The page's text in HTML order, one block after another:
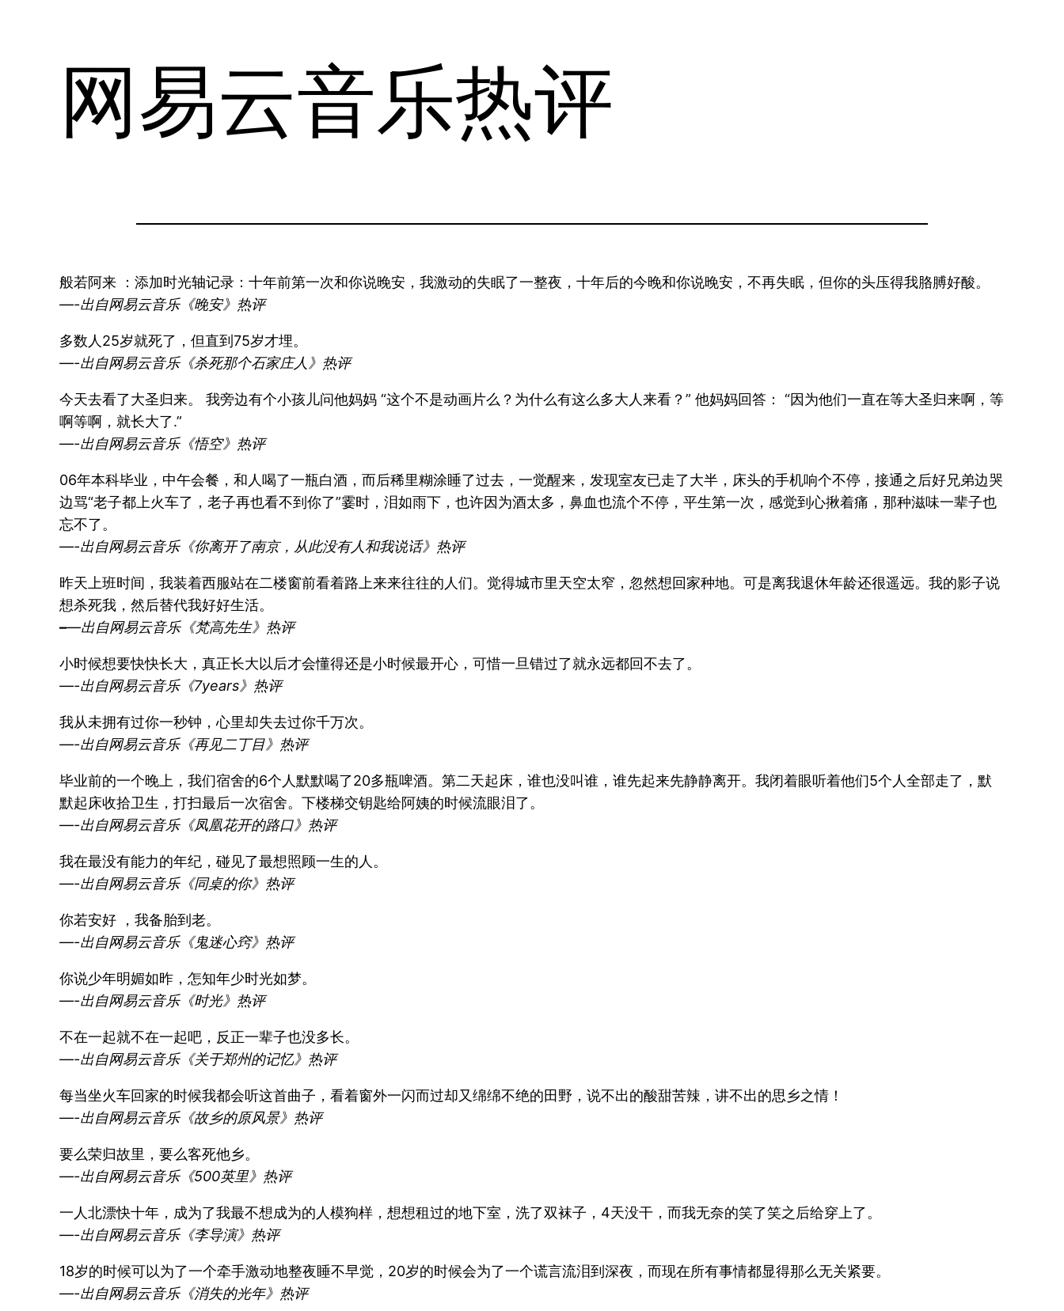
网易云音乐热评
般若阿来 ：添加时光轴记录：十年前第一次和你说晚安，我激动的失眠了一整夜，十年后的今晚和你说晚安，不再失眠，但你的头压得我胳膊好酸。
—-出自网易云音乐《晚安》热评
多数人25岁就死了，但直到75岁才埋。
—-出自网易云音乐《杀死那个石家庄人》热评
今天去看了大圣归来。 我旁边有个小孩儿问他妈妈 “这个不是动画片么？为什么有这么多大人来看？” 他妈妈回答： “因为他们一直在等大圣归来啊，等
啊等啊，就长大了.”
—-出自网易云音乐《悟空》热评
06年本科毕业，中午会餐，和人喝了一瓶白酒，而后稀里糊涂睡了过去，一觉醒来，发现室友已走了大半，床头的手机响个不停，接通之后好兄弟边哭
边骂“老子都上火车了，老子再也看不到你了”霎时，泪如雨下，也许因为酒太多，鼻血也流个不停，平生第一次，感觉到心揪着痛，那种滋味一辈子也
忘不了。
—-出自网易云音乐《你离开了南京，从此没有人和我说话》热评
昨天上班时间，我装着西服站在二楼窗前看着路上来来往往的人们。觉得城市里天空太窄，忽然想回家种地。可是离我退休年龄还很遥远。我的影子说
想杀死我，然后替代我好好生活。
–—出自网易云音乐《梵高先生》热评
小时候想要快快长大，真正长大以后才会懂得还是小时候最开心，可惜一旦错过了就永远都回不去了。
—-出自网易云音乐《7years》热评
我从未拥有过你一秒钟，心里却失去过你千万次。
—-出自网易云音乐《再见二丁目》热评
毕业前的一个晚上，我们宿舍的6个人默默喝了20多瓶啤酒。第二天起床，谁也没叫谁，谁先起来先静静离开。我闭着眼听着他们5个人全部走了，默
默起床收拾卫生，打扫最后一次宿舍。下楼梯交钥匙给阿姨的时候流眼泪了。
—-出自网易云音乐《凤凰花开的路口》热评
我在最没有能力的年纪，碰见了最想照顾一生的人。
—-出自网易云音乐《同桌的你》热评
你若安好 ，我备胎到老。
—-出自网易云音乐《鬼迷心窍》热评
你说少年明媚如昨，怎知年少时光如梦。
—-出自网易云音乐《时光》热评
不在一起就不在一起吧，反正一辈子也没多长。
—-出自网易云音乐《关于郑州的记忆》热评
每当坐火车回家的时候我都会听这首曲子，看着窗外一闪而过却又绵绵不绝的田野，说不出的酸甜苦辣，讲不出的思乡之情！
—-出自网易云音乐《故乡的原风景》热评
要么荣归故里，要么客死他乡。
—-出自网易云音乐《500英里》热评
一人北漂快十年，成为了我最不想成为的人模狗样，想想租过的地下室，洗了双袜子，4天没干，而我无奈的笑了笑之后给穿上了。
—-出自网易云音乐《李导演》热评
18岁的时候可以为了一个牵手激动地整夜睡不早觉，20岁的时候会为了一个谎言流泪到深夜，而现在所有事情都显得那么无关紧要。
—-出自网易云音乐《消失的光年》热评